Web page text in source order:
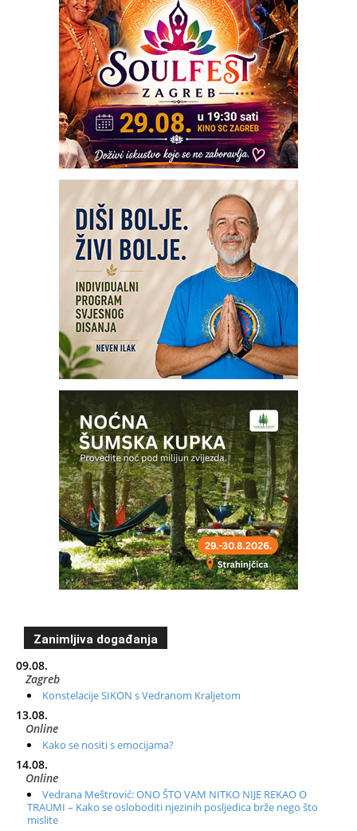
Zanimljiva događanja
09.08.
Zagreb
Konstelacije SIKON s Vedranom Kraljetom
13.08.
Online
Kako se nositi s emocijama?
14.08.
Online
Vedrana Meštrović: ONO ŠTO VAM NITKO NIJE REKAO O
TRAUMI – Kako se osloboditi njezinih posljedica brže nego što
mislite